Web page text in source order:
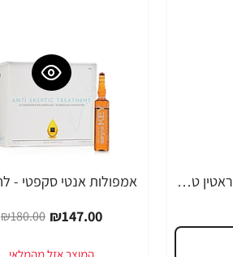
אמפולה בואה שיאה קראטין טבעי סרינה קיי 12 מ"ל - מבית Saryna Key
-18%
₪147.00
₪180.00